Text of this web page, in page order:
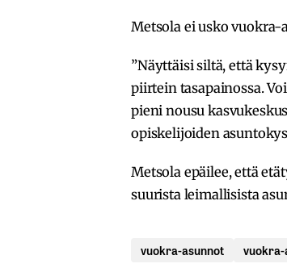
Metsola ei usko
”Näyttäisi siltä, että
piirtein tasapainossa.
pieni nousu
opiskelijoiden
Metsola epäilee, että
suurista leimallisista
vuokra-asunnot